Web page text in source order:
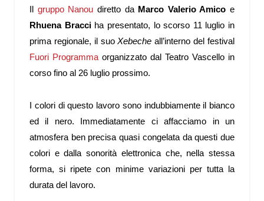
Il gruppo Nanou diretto da Marco Valerio Amico e
Rhuena Bracciha presentato, lo scorso 11 luglio in
prima regionale, il suoXebeche all’interno del festival
Fuori Programmaorganizzato dal Teatro Vascello in
corso fino al 26 luglio prossimo.
I colori di questo lavoro sono indubbiamente il bianco
ed il nero. Immediatamente ci affacciamo in un
atmosfera ben precisa quasi congelata da questi due
colori e dalla sonorità elettronica che, nella stessa
forma, si ripete con minime variazioni per tutta la
durata del lavoro.